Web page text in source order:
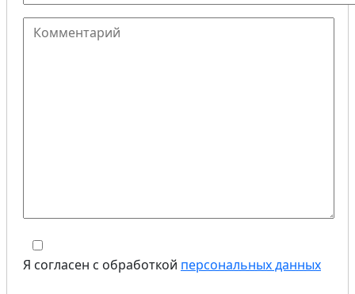
Я согласен с обработкой персональных данных